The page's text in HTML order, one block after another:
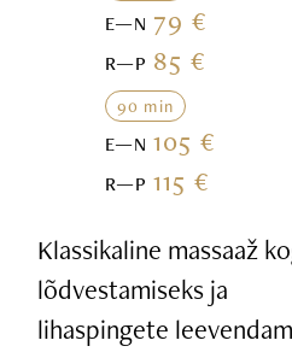
E—N 79 €
R—P 85 €
90 min
E—N105 €
R—P115 €
Klassikaline massaaž
lõdvestamiseks ja
lihaspingete